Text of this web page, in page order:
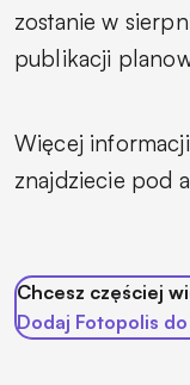
zostanie w
publikacji
Więcej
znajdziecie pod
Chcesz częściej
Dodaj Fotopolis